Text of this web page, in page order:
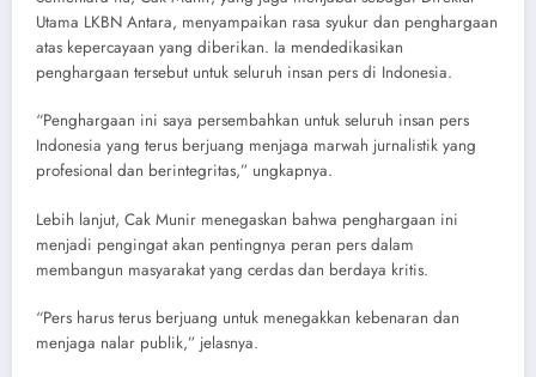
Utama LKBN Antara, menyampaikan rasa syukur dan penghargaan
atas kepercayaan yang diberikan. Ia mendedikasikan
penghargaan tersebut untuk seluruh insan pers di Indonesia.
​“Penghargaan ini saya persembahkan untuk seluruh insan pers
Indonesia yang terus berjuang menjaga marwah jurnalistik yang
profesional dan berintegritas,” ungkapnya.
​Lebih lanjut, Cak Munir menegaskan bahwa penghargaan ini
menjadi pengingat akan pentingnya peran pers dalam
membangun masyarakat yang cerdas dan berdaya kritis.
​“Pers harus terus berjuang untuk menegakkan kebenaran dan
menjaga nalar publik,” jelasnya.